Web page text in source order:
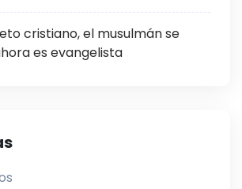
cristiano, el musulmán se
es evangelista